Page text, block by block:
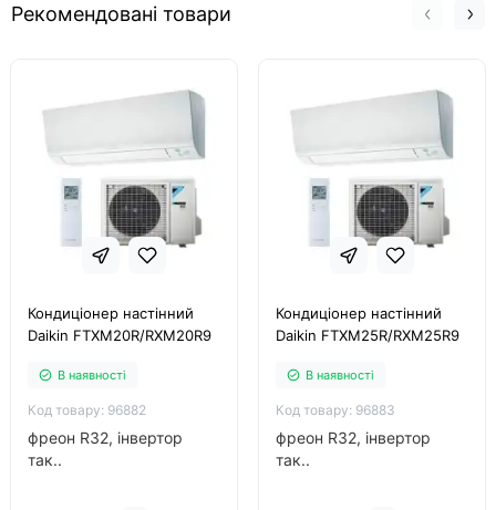
Рекомендовані товари
Кондиціонер настінний
Daikin FTXM20R/RXM20R9
В наявності
Код товару: 96882
фреон R32, інвертор
так..
Кондиціонер настінний
Daikin FTXM25R/RXM25R9
В наявності
Код товару: 96883
фреон R32, інвертор
так..